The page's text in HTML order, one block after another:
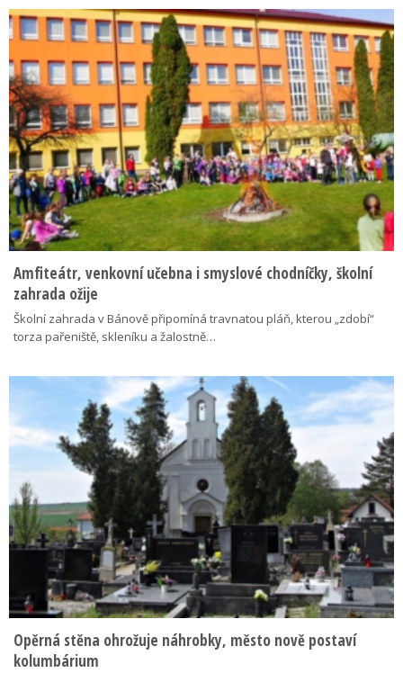
Amfiteátr, venkovní učebna i smyslové chodníčky, školní
zahrada ožije
Školní zahrada v Bánově připomíná travnatou pláň, kterou „zdobí“
torza pařeniště, skleníku a žalostně…
Opěrná stěna ohrožuje náhrobky, město nově postaví
kolumbárium